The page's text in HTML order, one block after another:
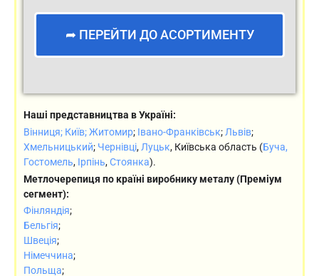
➦ ПЕРЕЙТИ ДО АСОРТИМЕНТУ
Наші представництва в Україні:
Вінниця; Київ;Житомир; Івано-Франківськ; Львів;
Хмельницький; Чернівці, Луцьк, Київська область (Буча,
Гостомель, Ірпінь,Стоянка).
Метлочерепиця по країні виробнику металу (Преміум
сегмент):
Фінляндія;
Бельгія;
Швеція;
Німеччина;
Польща;